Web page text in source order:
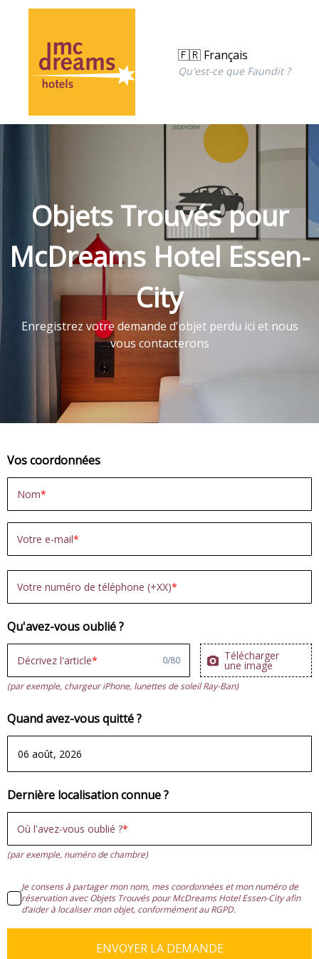
🇫🇷 Français
Qu'est-ce que Faundit ?
Objets Trouvés pour
McDreams Hotel Essen-
City
Enregistrez votre demande d'objet perdu ici et nous
vous contacterons
Vos coordonnées
Nom
Votre e-mail
Votre numéro de téléphone (+XX)
Qu'avez-vous oublié ?
Décrivez l'article 0/80 Télécharger
une image
(par exemple, chargeur iPhone, lunettes de soleil Ray-Ban)
Quand avez-vous quitté ?
Dernière localisation connue ?
Où l'avez-vous oublié ?
(par exemple, numéro de chambre)
Je consens à partager mon nom, mes coordonnées et mon numéro de
réservation avec Objets Trouvés pour McDreams Hotel Essen-City afin
d’aider à localiser mon objet, conformément au RGPD.
ENVOYER LA DEMANDE